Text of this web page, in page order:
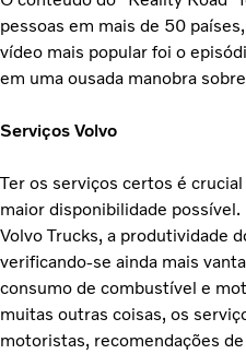
pessoas em mais de 50
vídeo mais popular foi o
em uma ousada manobra
Serviços Volvo
Ter os serviços certos é
maior disponibilidade
Volvo Trucks, a produtividade
verificando-se ainda mais
consumo de combustível e
muitas outras coisas, os
motoristas, recomendações